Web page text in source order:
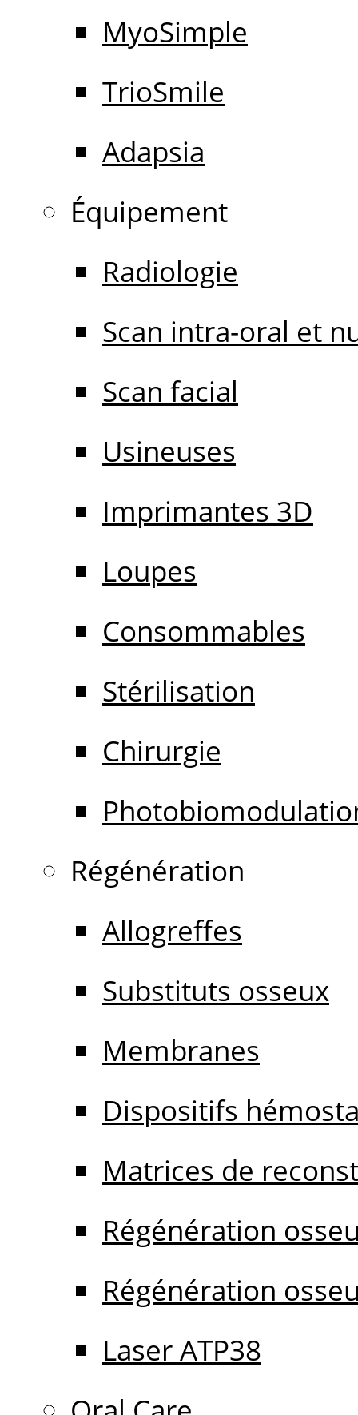
MyoSimple
TrioSmile
Adapsia
Équipement
Radiologie
Scan intra-oral et
Scan facial
Usineuses
Imprimantes 3D
Loupes
Consommables
Stérilisation
Chirurgie
Régénération
Allogreffes
Substituts osseux
Membranes
Dispositifs
Matrices de
Régénération
Régénération
Laser ATP38